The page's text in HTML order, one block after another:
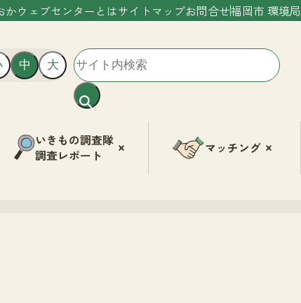
かウェブセンターとはサイトマップお問合せ福岡市 環境局
中 大
いきもの調査隊
調査レポート
マッチング